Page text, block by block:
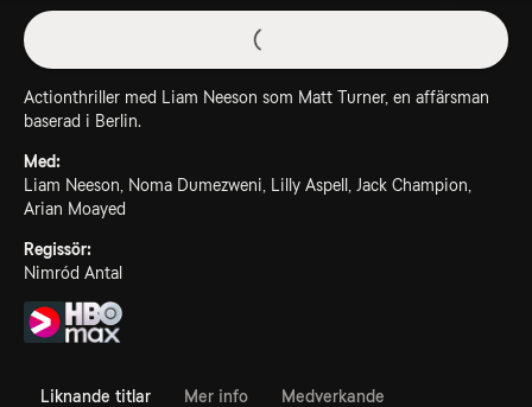
Actionthriller med Liam Neeson som Matt Turner, en affärsman
baserad i Berlin.
Med:
Liam Neeson, Noma Dumezweni, Lilly Aspell, Jack Champion,
Arian Moayed
Regissör:
Nimród Antal
Liknande titlar Mer info Medverkande